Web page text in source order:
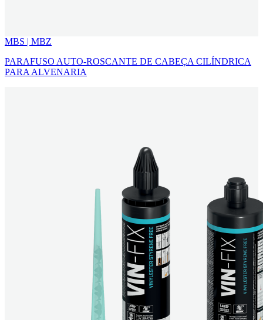
MBS | MBZ
PARAFUSO AUTO-ROSCANTE DE CABEÇA CILÍNDRICA
PARA ALVENARIA